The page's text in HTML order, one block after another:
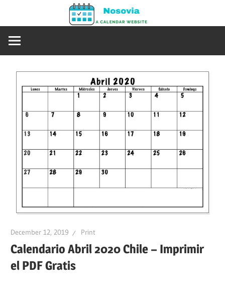
content
2020
2021
December 12, 2019 Print
Calendario Abril 2020 Chile – Imprimir
el PDF Gratis